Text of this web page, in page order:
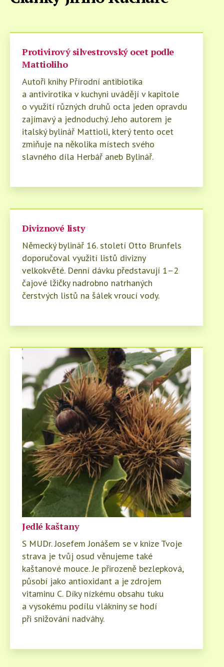
Protivirový silvestrovský ocet podle
Mattioliho
Autoři knihy Přírodní antibiotika
a antivirotika v kuchyni uvádějí v kapitole
o využití různých druhů octa jeden opravdu
zajímavý a jednoduchý. Jeho autorem je
italský bylinář Mattioli, který tento ocet
zmiňuje na několika místech svého
slavného díla Herbář aneb Bylinář.
Diviznové listy
Německý bylinář 16. století Otto Brunfels
doporučoval využití listů divizny
velkokvěté. Denní dávku představují 1–2
čajové lžičky nadrobno natrhaných
čerstvých listů na šálek vroucí vody.
Jedlé kaštany
S MUDr. Josefem Jonášem se v knize Tvoje
strava je tvůj osud věnujeme také
kaštanové mouce. Je přirozeně bezlepková,
působí jako antioxidant a je zdrojem
vitaminu C. Díky nízkému obsahu tuku
a vysokému podílu vlákniny se hodí
při snižování nadváhy.